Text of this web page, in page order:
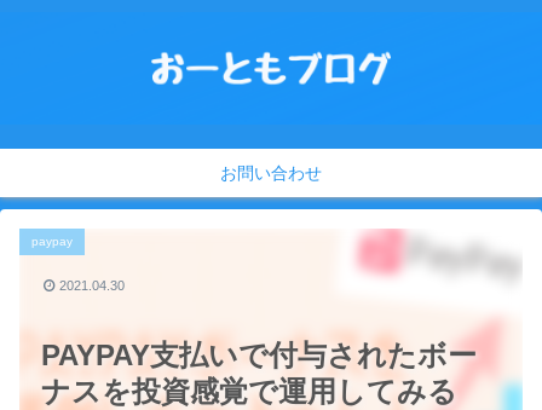
お問い合わせ
PAYPAY支払いで付与されたボー
ナスを投資感覚で運用してみる
paypay
2021.04.30